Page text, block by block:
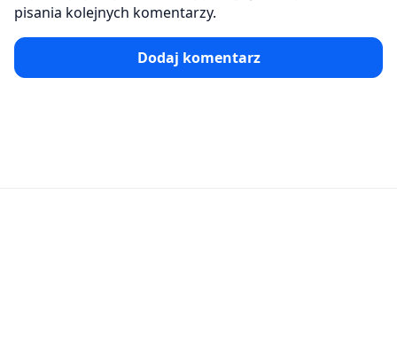
pisania kolejnych komentarzy.
Dodaj komentarz